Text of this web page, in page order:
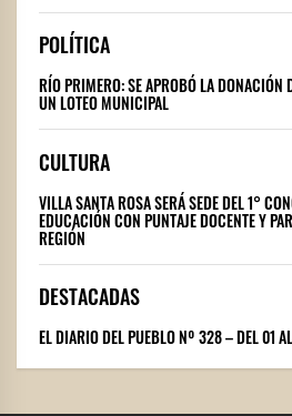
POLÍTICA
RÍO PRIMERO: SE APROBÓ LA DONACIÓN
UN LOTEO MUNICIPAL
CULTURA
VILLA SANTA ROSA SERÁ SEDE DEL 1°
EDUCACIÓN CON PUNTAJE DOCENTE Y
REGIÓN
DESTACADAS
EL DIARIO DEL PUEBLO Nº 328 – DEL 01